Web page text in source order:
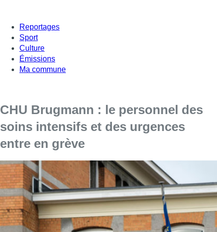
Reportages
Sport
Culture
Émissions
Ma commune
CHU Brugmann : le personnel des
soins intensifs et des urgences
entre en grève